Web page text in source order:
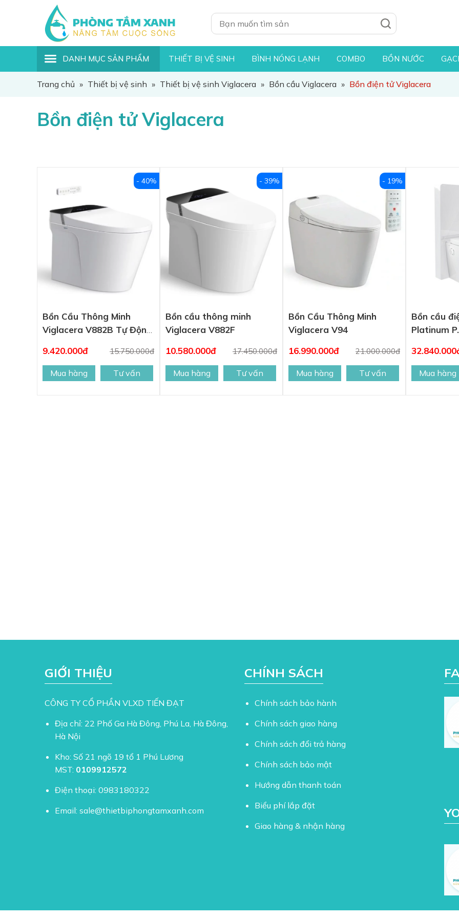
DANH MỤC SẢN PHẨM THIẾT BỊ VỆ SINH BÌNH NÓNG LẠNH COMBO BỒN NƯỚC
Trang chủ » Thiết bị vệ sinh » Thiết bị vệ sinh Viglacera » Bồn cầu Viglacera » Bồn điện tử Viglacera
Bồn điện tử Viglacera
Bồn Cầu Thông Minh
Viglacera V882B Tự Động
9.420.000đ 15.750.000đ
- 40%
Mua hàng Tư vấn
Bồn cầu thông minh
Viglacera V882F
10.580.000đ
17.450.000đ
- 39%
Mua hàng Tư vấn
Bồn Cầu Thông Minh
Viglacera V94
16.990.000đ
21.000.000đ
- 19%
Mua hàng Tư vấn
Bồn cầu
Platinum
Mua hàng
GIỚI THIỆU
CÔNG TY CỔ PHẦN VLXD TIẾN ĐẠT
Địa chỉ: 22 Phố Ga Hà Đông, Phú La, Hà Đông,
Hà Nội
Kho: Số 21 ngõ 19 tổ 1 Phú Lương
MST: 0109912572
Điện thoại: 0983180322
Email: sale@thietbiphongtamxanh.com
CHÍNH SÁCH
Chính sách bảo hành
Chính sách giao hàng
Chính sách đổi trả hàng
Chính sách bảo mật
Hướng dẫn thanh toán
Biểu phí lắp đặt
Giao hàng & nhận hàng